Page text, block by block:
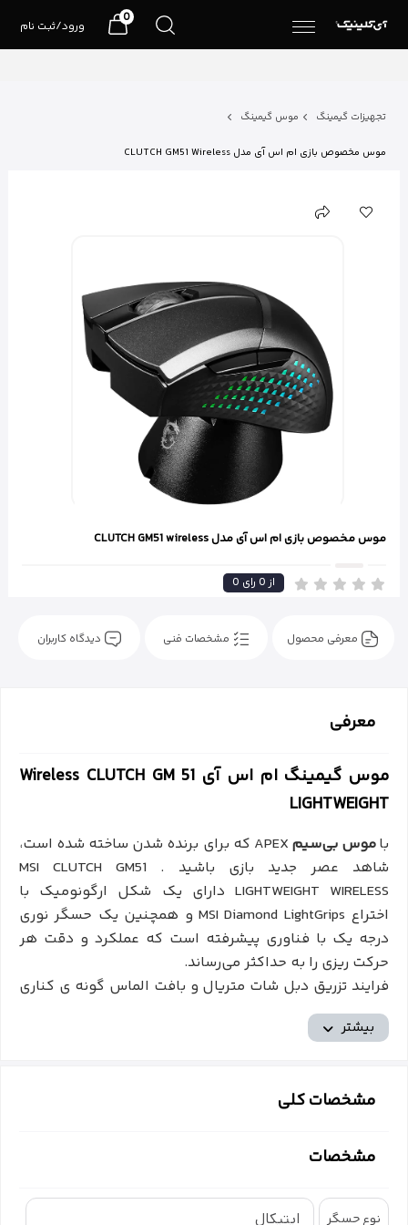
ورود/ثبت نام
0
تجهیزات گیمینگ موس گیمینگ
موس مخصوص بازی ام اس آی مدل CLUTCH GM51 Wireless
موس مخصوص بازی ام اس آی مدل CLUTCH GM51 wireless
0 از0 رای
معرفی محصول مشخصات فنی دیدگاه کاربران
معرفی
موس گیمینگ ام اس آی Wireless CLUTCH GM 51
LIGHTWEIGHT
باموس بی‌سیم
APEX که برای برنده شدن ساخته شده است،
شاهد عصر جدید بازی باشید . MSI CLUTCH GM51
LIGHTWEIGHT WIRELESS دارای یک شکل ارگونومیک با
اختراع MSI Diamond LightGrips و همچنین یک حسگر نوری
درجه یک با فناوری پیشرفته است که عملکرد و دقت هر
حرکت ریزی را به حداکثر می‌رساند.
فرایند تزریق دبل شات متریال و بافت الماس گونه ی کناری
این موس باعث در دست گرفتن راحت تر موس در دستان
شما در حین بازی می شود.
50G را ارائه می دهد.
بیشتر
مشخصات کلی
مشخصات
نوع حسگر اپتیکال